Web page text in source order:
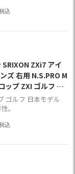
込
SRIXON ZXi7 アイ
ズ 右用 N.S.PRO M
規品 2024年11月9
ゴルフ 日本モデル
。
込